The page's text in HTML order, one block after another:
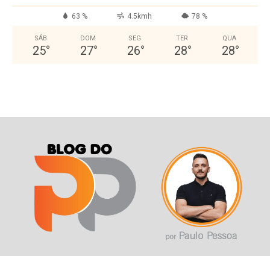
63 % 4.5kmh 78 %
SÁB
25°
DOM
27°
SEG
26°
TER
28°
QUA
28°